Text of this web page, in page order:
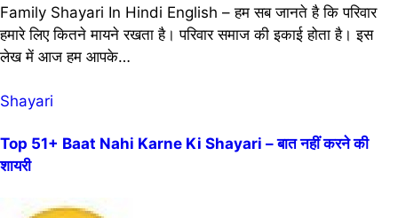
Family Shayari In Hindi English – हम सब जानते है कि परिवार
हमारे लिए कितने मायने रखता है। परिवार समाज की इकाई होता है। इस
लेख में आज हम आपके…
Shayari
Top 51+ Baat Nahi Karne Ki Shayari – बात नहीं करने की
शायरी